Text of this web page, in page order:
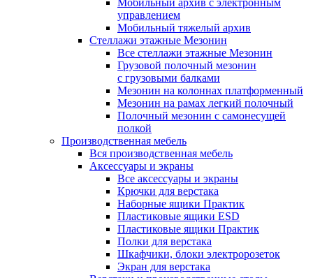
Мобильный архив с электронным
управлением
Мобильный тяжелый архив
Стеллажи этажные Мезонин
Все стеллажи этажные Мезонин
Грузовой полочный мезонин
с грузовыми балками
Мезонин на колоннах платформенный
Мезонин на рамах легкий полочный
Полочный мезонин с самонесущей
полкой
Производственная мебель
Вся производственная мебель
Аксессуары и экраны
Все аксессуары и экраны
Крючки для верстака
Наборные ящики Практик
Пластиковые ящики ESD
Пластиковые ящики Практик
Полки для верстака
Шкафчики, блоки электророзеток
Экран для верстака